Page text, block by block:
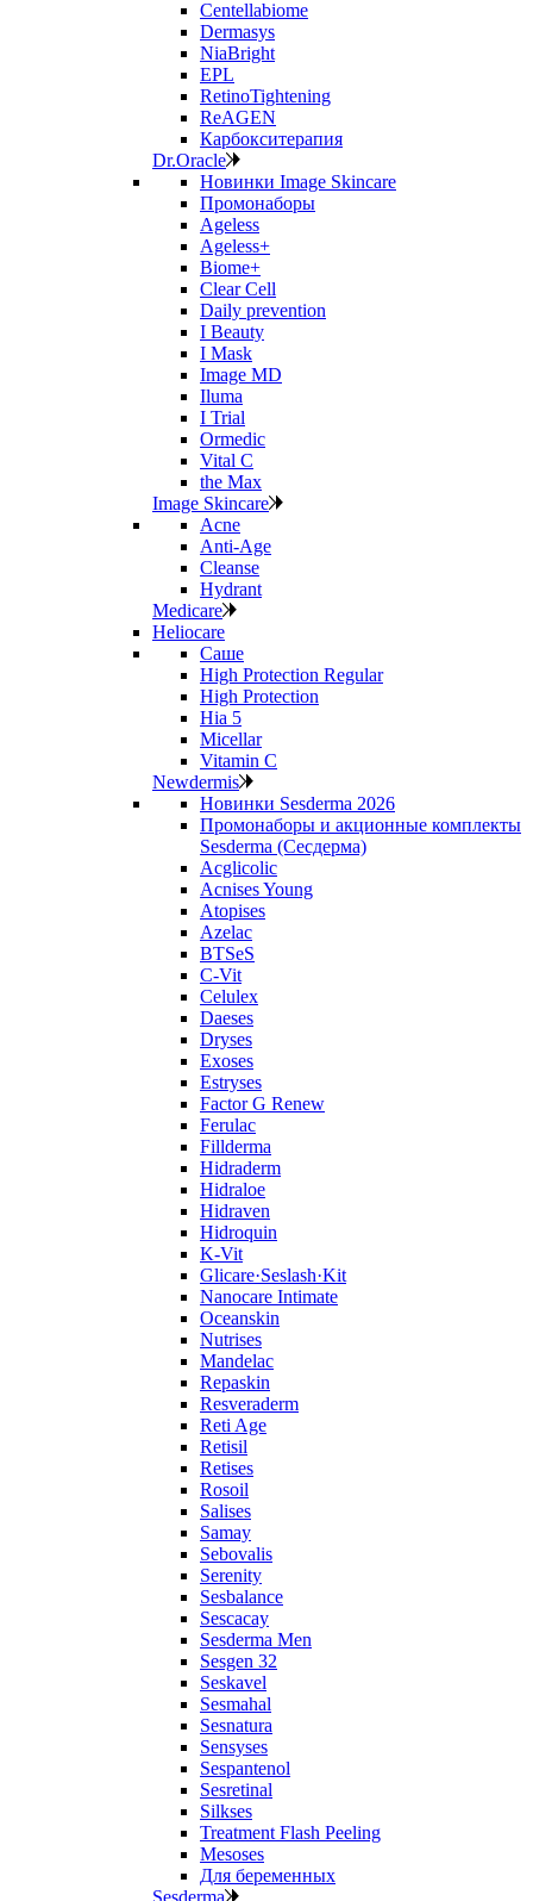
Centellabiome
Dermasys
NiaBright
EPL
RetinoTightening
ReAGEN
Карбокситерапия
Dr.Oracle
Новинки Image Skincare
Промонаборы
Ageless
Ageless+
Biome+
Clear Cell
Daily prevention
I Beauty
I Mask
Image MD
Iluma
I Trial
Ormedic
Vital C
the Max
Image Skincare
Acne
Anti‑Age
Cleanse
Hydrant
Medicare
Heliocare
Саше
High Protection Regular
High Protection
Hia 5
Micellar
Vitamin C
Newdermis
Новинки Sesderma 2026
Промонаборы и акционные комплекты
Sesderma (Сесдерма)
Acglicolic
Acnises Young
Atopises
Azelac
BTSeS
C‑Vit
Celulex
Daeses
Dryses
Exoses
Estryses
Factor G Renew
Ferulac
Fillderma
Hidraderm
Hidraloe
Hidraven
Hidroquin
K-Vit
Glicare·Seslash·Kit
Nanocare Intimate
Oceanskin
Nutrises
Mandelac
Repaskin
Resveraderm
Reti Age
Retisil
Retises
Rosoil
Salises
Samay
Sebovalis
Serenity
Sesbalance
Sescacay
Sesderma Men
Sesgen 32
Seskavel
Sesmahal
Sesnatura
Sensyses
Sespantenol
Sesretinal
Silkses
Treatment Flash Peeling
Mesoses
Для беременных
Sesderma